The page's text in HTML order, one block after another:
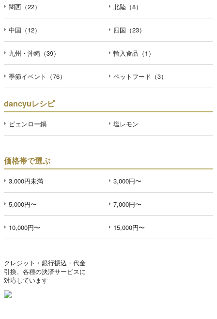
関西（22） 北陸（8）
中国（12） 四国（23）
九州・沖縄（39） 輸入食品（1）
季節イベント（76） ペットフード（3）
dancyuレシピ
ピェンロー鍋 塩レモン
価格帯で選ぶ
3,000円未満 3,000円〜
5,000円〜 7,000円〜
10,000円〜 15,000円〜
クレジット・銀行振込・代金
引換、各種の決済サービスに
対応しています